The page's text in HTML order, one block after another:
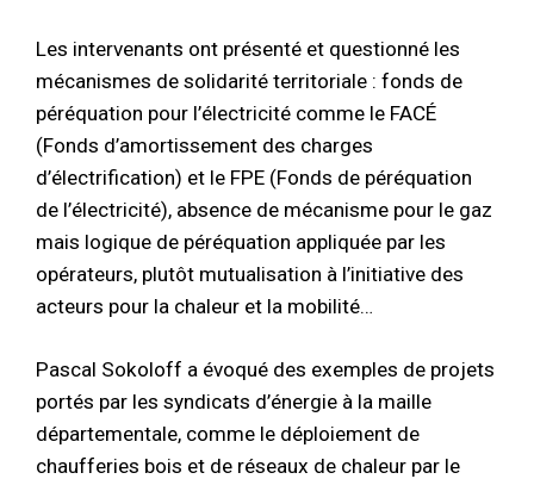
Les intervenants ont présenté et questionné les
mécanismes de solidarité territoriale : fonds de
péréquation pour l’électricité comme le FACÉ
(Fonds d’amortissement des charges
d’électrification) et le FPE (Fonds de péréquation
de l’électricité), absence de mécanisme pour le gaz
mais logique de péréquation appliquée par les
opérateurs, plutôt mutualisation à l’initiative des
acteurs pour la chaleur et la mobilité…
Pascal Sokoloff a évoqué des exemples de projets
portés par les syndicats d’énergie à la maille
départementale, comme le déploiement de
chaufferies bois et de réseaux de chaleur par le